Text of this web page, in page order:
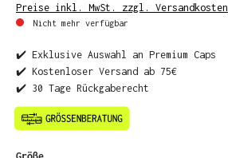
Preise inkl. MwSt. zzgl. Versandkosten
Nicht mehr verfügbar
✔️ Exklusive Auswahl an Premium Caps
✔️ Kostenloser Versand ab 75€
✔️ 30 Tage Rückgaberecht
auswählen